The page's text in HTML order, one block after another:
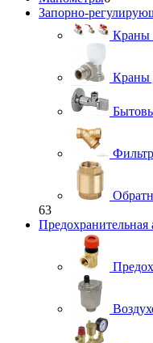
Запорно-
Краны
Краны
63
Предохранительная